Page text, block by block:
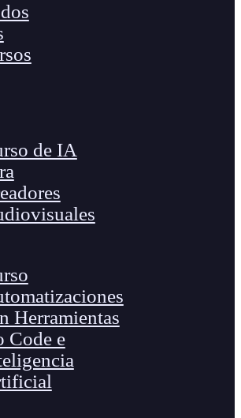
de IA
Herramientas
Code e